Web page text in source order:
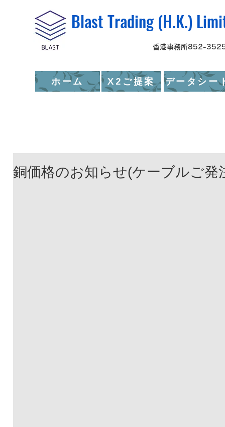
Blast Trading (H.K.)
香港事務所852-
ホーム X2ご提案 データシー
銅価格のお知らせ(ケーブルご発